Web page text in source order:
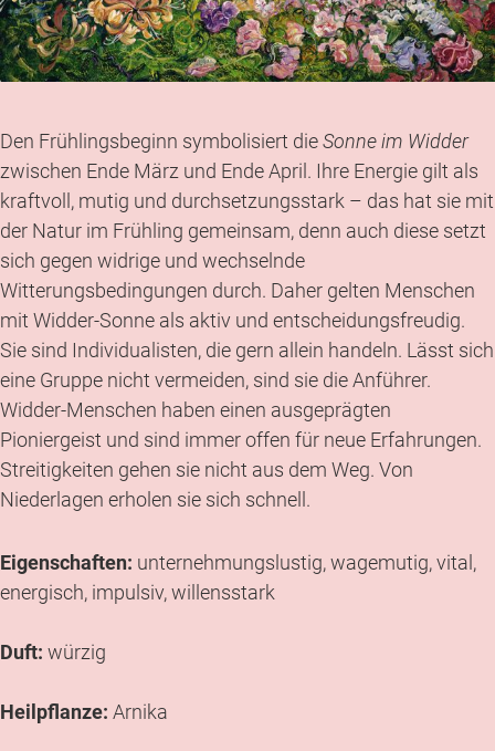
Den Frühlingsbeginn symbolisiert dieSonne im Widder
zwischen Ende März und Ende April. Ihre Energie gilt als
kraftvoll, mutig und durchsetzungsstark – das hat sie mit
der Natur im Frühling gemeinsam, denn auch diese setzt
sich gegen widrige und wechselnde
Witterungsbedingungen durch. Daher gelten Menschen
mit Widder-Sonne als aktiv und entscheidungsfreudig.
Sie sind Individualisten, die gern allein handeln. Lässt sich
eine Gruppe nicht vermeiden, sind sie die Anführer.
Widder-Menschen haben einen ausgeprägten
Pioniergeist und sind immer offen für neue Erfahrungen.
Streitigkeiten gehen sie nicht aus dem Weg. Von
Niederlagen erholen sie sich schnell.
Eigenschaften: unternehmungslustig, wagemutig, vital,
energisch, impulsiv, willensstark
Duft: würzig
Heilpflanze: Arnika